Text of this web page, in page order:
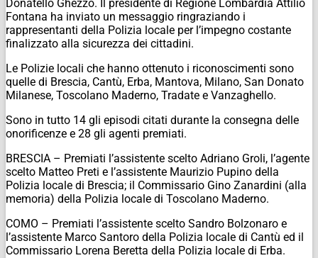
Donatello Ghezzo. Il presidente di Regione Lombardia Attilio
Fontana ha inviato un messaggio ringraziando i
rappresentanti della Polizia locale per l’impegno costante
finalizzato alla sicurezza dei cittadini.
Le Polizie locali che hanno ottenuto i riconoscimenti sono
quelle di Brescia, Cantù, Erba, Mantova, Milano, San Donato
Milanese, Toscolano Maderno, Tradate e Vanzaghello.
Sono in tutto 14 gli episodi citati durante la consegna delle
onorificenze e 28 gli agenti premiati.
BRESCIA – Premiati l’assistente scelto Adriano Groli, l’agente
scelto Matteo Preti e l’assistente Maurizio Pupino della
Polizia locale di Brescia; il Commissario Gino Zanardini (alla
memoria) della Polizia locale di Toscolano Maderno.
COMO – Premiati l’assistente scelto Sandro Bolzonaro e
l’assistente Marco Santoro della Polizia locale di Cantù ed il
Commissario Lorena Beretta della Polizia locale di Erba.